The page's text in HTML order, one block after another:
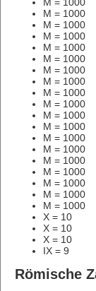
M = 1000
M = 1000
M = 1000
M = 1000
M = 1000
M = 1000
M = 1000
M = 1000
M = 1000
M = 1000
M = 1000
M = 1000
M = 1000
M = 1000
M = 1000
M = 1000
M = 1000
M = 1000
M = 1000
X = 10
X = 10
X = 10
IX = 9
Römische